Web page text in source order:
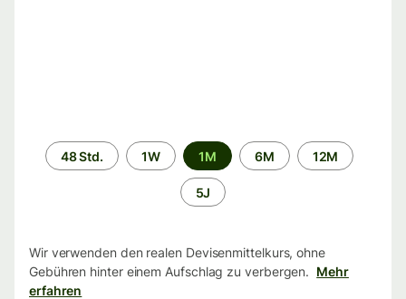
Zeitraum
48 Std. 1W 1M 6M 12M
5J
Wir verwenden den realen Devisenmittelkurs, ohne
Gebühren hinter einem Aufschlag zu verbergen. Mehr
erfahren